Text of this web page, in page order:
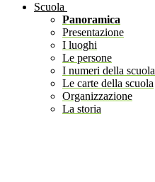
Scuola
Panoramica
Presentazione
I luoghi
Le persone
I numeri della scuola
Le carte della scuola
Organizzazione
La storia